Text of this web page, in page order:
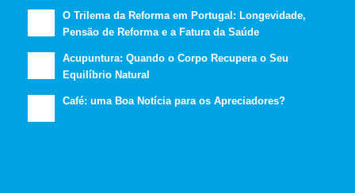
O Trilema da Reforma em Portugal: Longevidade,
Pensão de Reforma e a Fatura da Saúde
Acupuntura: Quando o Corpo Recupera o Seu
Equilíbrio Natural
Café: uma Boa Notícia para os Apreciadores?